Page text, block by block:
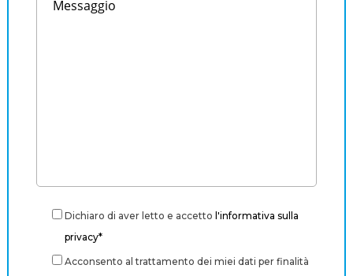
Dichiaro di aver letto e accetto l'informativa sulla
privacy*
Acconsento al trattamento dei miei dati per finalità